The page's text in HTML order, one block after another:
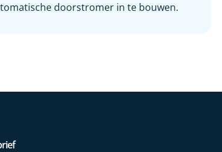
doorstromer in te bouwen.